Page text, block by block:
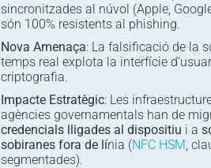
sincronitzades al núvol (Apple,
són 100% resistents al phishing.
Nova Amenaça: La falsificació de la
temps real explota la interfície
criptografia.
Impacte Estratègic: Les
agències governamentals han de
credencials lligades al dispositiu i a
sobiranes fora de línia (NFC HSM ,
segmentades).